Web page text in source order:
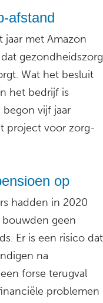
afstand
met Amazon
gezondheidszorg
Wat het besluit
het bedrijf is
vijf jaar
project voor zorg-
op
hadden in 2020
geen
Er is een risico dat
na
forse terugval
problemen